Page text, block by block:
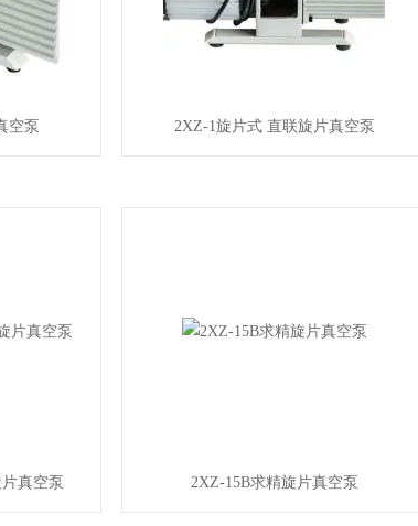
空泵 2XZ-1旋片式 直联旋片真空泵
真空泵 2XZ-15B求精旋片真空泵